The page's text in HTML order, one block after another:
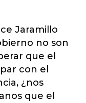
Jaramillo
no son
que el
con el
¿nos
que el